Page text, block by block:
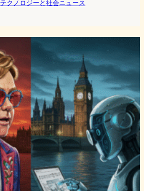
テクノロジーと社会ニュース